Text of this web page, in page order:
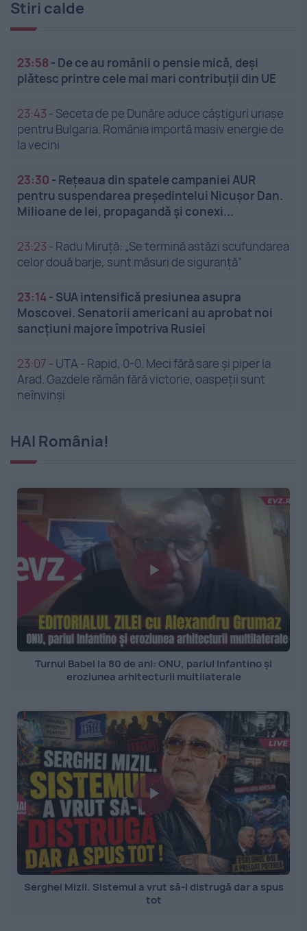
Stiri calde
23:58 - De ce au românii o pensie mică, deși
plătesc printre cele mai mari contribuții din UE
23:43 - Seceta de pe Dunăre aduce câștiguri uriașe
pentru Bulgaria. România importă masiv energie de
la vecini
23:30 - Rețeaua din spatele campaniei AUR
pentru suspendarea președintelui Nicușor Dan.
Milioane de lei, propagandă și conexi...
23:23 - Radu Miruță: „Se termină astăzi scufundarea
celor două barje, sunt măsuri de siguranţă”
23:14- SUA intensifică presiunea asupra
Moscovei. Senatorii americani au aprobat noi
sancțiuni majore împotriva Rusiei
23:07 - UTA - Rapid, 0-0. Meci fără sare și piper la
Arad. Gazdele rămân fără victorie, oaspeții sunt
neînvinși
HAI România!
Turnul Babel la 80 de ani: ONU, pariul Infantino și
eroziunea arhitecturii multilaterale
Serghei Mizil. Sistemul a vrut să-l distrugă dar a spus
tot